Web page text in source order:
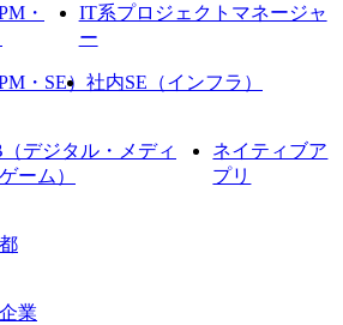
・
IT系プロジェクトマネージャ
ー
・SE） 社内SE（インフラ）
デジタル・メディ
ーム）
ネイティブア
プリ
業